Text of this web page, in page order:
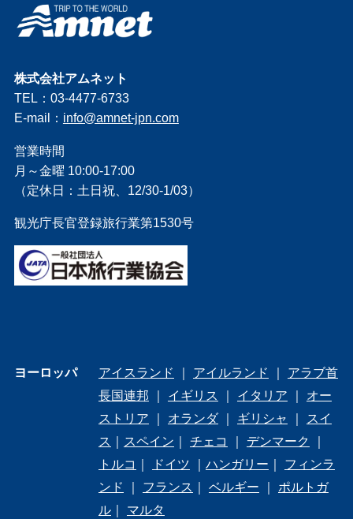
株式会社アムネット
TEL：03-4477-6733
E-mail： info@amnet-jpn.com
営業時間
月～金曜 10:00-17:00
（定休日：土日祝、12/30-1/03）
観光庁長官登録旅行業第1530号
ヨーロッパ アイスランド アイルランド
アラブ首
長国連邦
イギリス イタリア
オー
ストリア
オランダ｜ ギリシャ
スイ
ス
スペイン チェコ デンマーク
トルコ
ドイツ ハンガリー
フィンラ
ンド
フランス ベルギー
ポルトガ
ル｜ マルタ